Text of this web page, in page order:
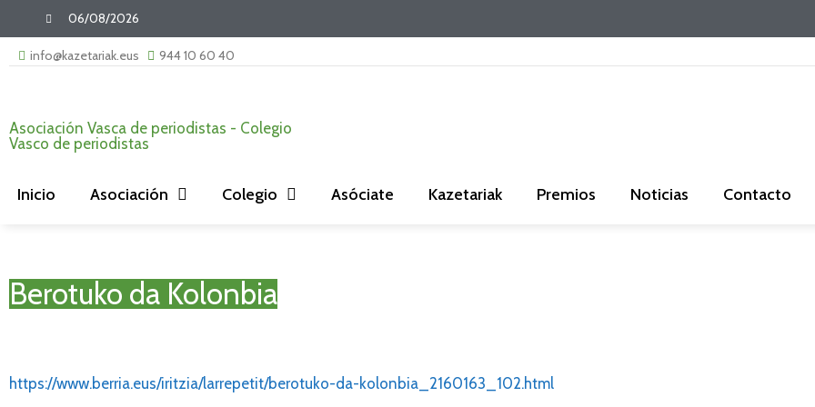
06/08/2026
info@kazetariak.eus 944 10 60 40
Asociación Vasca de periodistas - Colegio
Vasco de periodistas
Inicio Asociación Colegio Asóciate Kazetariak Premios Noticias Contacto
Berotuko da Kolonbia
https://www.berria.eus/iritzia/larrepetit/berotuko-da-kolonbia_2160163_102.html